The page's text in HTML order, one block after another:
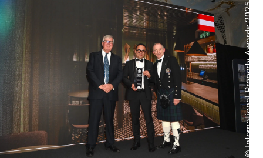
© International Property Awards 2025